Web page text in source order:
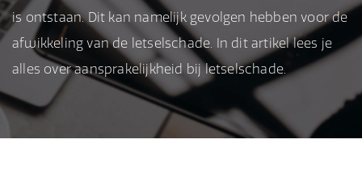
is ontstaan. Dit kan namelijk gevolgen hebben voor de
afwikkeling van de letselschade. In dit artikel lees je
alles over aansprakelijkheid bij letselschade.